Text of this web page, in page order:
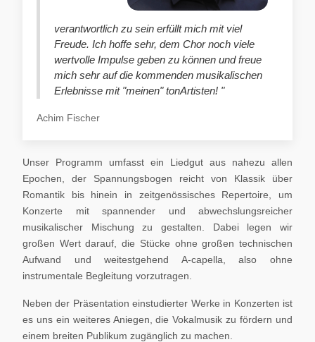
verantwortlich zu sein erfüllt mich mit viel
Freude. Ich hoffe sehr, dem Chor noch viele
wertvolle Impulse geben zu können und freue
mich sehr auf die kommenden musikalischen
Erlebnisse mit "meinen" tonArtisten! "
Achim Fischer
Unser Programm umfasst ein Liedgut aus nahezu allen
Epochen, der Spannungsbogen reicht von Klassik über
Romantik bis hinein in zeitgenössisches Repertoire, um
Konzerte mit spannender und abwechslungsreicher
musikalischer Mischung zu gestalten. Dabei legen wir
großen Wert darauf, die Stücke ohne großen technischen
Aufwand und weitestgehend A-capella, also ohne
instrumentale Begleitung vorzutragen.
Neben der Präsentation einstudierter Werke in Konzerten ist
es uns ein weiteres Aniegen, die Vokalmusik zu fördern und
einem breiten Publikum zugänglich zu machen.